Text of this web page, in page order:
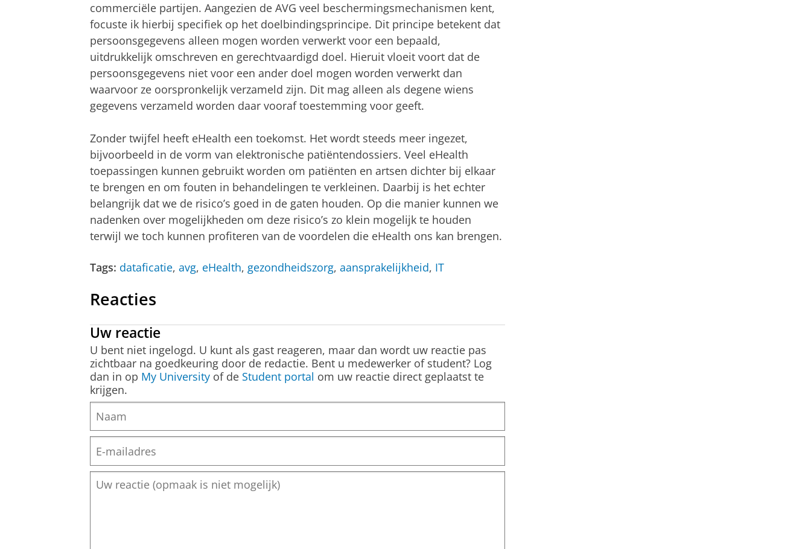
commerciële partijen. Aangezien de AVG veel beschermingsmechanismen kent,
focuste ik hierbij specifiek op het doelbindingsprincipe. Dit principe betekent dat
persoonsgegevens alleen mogen worden verwerkt voor een bepaald,
uitdrukkelijk omschreven en gerechtvaardigd doel. Hieruit vloeit voort dat de
persoonsgegevens niet voor een ander doel mogen worden verwerkt dan
waarvoor ze oorspronkelijk verzameld zijn. Dit mag alleen als degene wiens
gegevens verzameld worden daar vooraf toestemming voor geeft.
Zonder twijfel heeft eHealth een toekomst. Het wordt steeds meer ingezet,
bijvoorbeeld in de vorm van elektronische patiëntendossiers. Veel eHealth
toepassingen kunnen gebruikt worden om patiënten en artsen dichter bij elkaar
te brengen en om fouten in behandelingen te verkleinen. Daarbij is het echter
belangrijk dat we de risico’s goed in de gaten houden. Op die manier kunnen we
nadenken over mogelijkheden om deze risico’s zo klein mogelijk te houden
terwijl we toch kunnen profiteren van de voordelen die eHealth ons kan brengen.
Tags: dataficatie, avg, eHealth, gezondheidszorg, aansprakelijkheid, IT
Reacties
Uw reactie
U bent niet ingelogd. U kunt als gast reageren, maar dan wordt uw reactie pas
zichtbaar na goedkeuring door de redactie. Bent u medewerker of student? Log
dan in op My University of de Student portal om uw reactie direct geplaatst te
krijgen.